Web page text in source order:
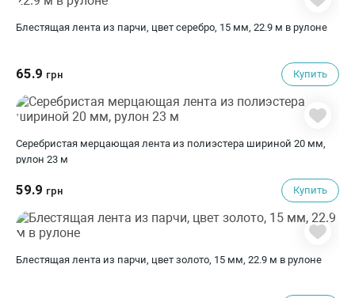
Блестящая лента из парчи, цвет серебро, 15 мм, 22.9 м в рулоне
65.9 грн Купить
Серебристая мерцающая лента из полиэстера шириной 20 мм,
рулон 23 м
59.9 грн Купить
Блестящая лента из парчи, цвет золото, 15 мм, 22.9 м в рулоне